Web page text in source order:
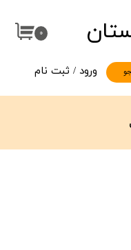
۰
ورود / ثبت نام